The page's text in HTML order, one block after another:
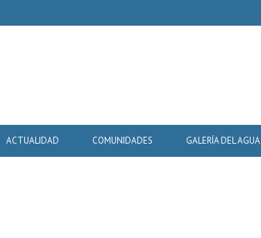
ACTUALIDAD COMUNIDADES GALERÍA DEL AGUA